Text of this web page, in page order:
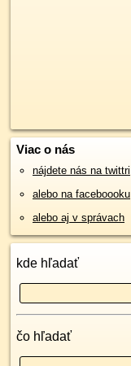
Viac o nás
nájdete nás na twittri
alebo na faceboooku
alebo aj v správach
kde hľadať
čo hľadať